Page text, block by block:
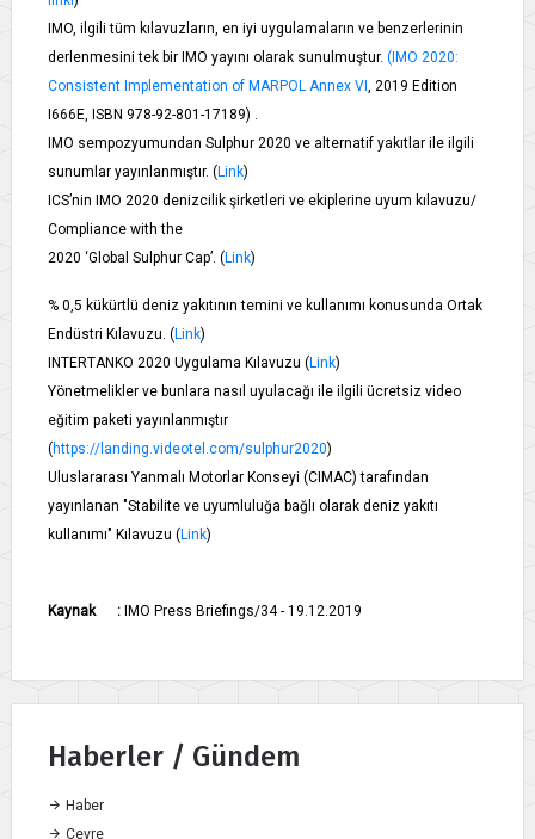
IMO, ilgili tüm kılavuzların, en iyi uygulamaların ve benzerlerinin
derlenmesini tek bir IMO yayını olarak sunulmuştur. (IMO 2020:
Consistent Implementation of MARPOL Annex VI, 2019 Edition
I666E, ISBN 978-92-801-17189) .
IMO sempozyumundan Sulphur 2020 ve alternatif yakıtlar ile ilgili
sunumlar yayınlanmıştır. (Link)
ICS’nin IMO 2020 denizcilik şirketleri ve ekiplerine uyum kılavuzu/
Compliance with the
2020 ‘Global Sulphur Cap’. (Link)
% 0,5 kükürtlü deniz yakıtının temini ve kullanımı konusunda Ortak
Endüstri Kılavuzu. (Link)
INTERTANKO 2020 Uygulama Kılavuzu (Link)
Yönetmelikler ve bunlara nasıl uyulacağı ile ilgili ücretsiz video
eğitim paketi yayınlanmıştır
(https://landing.videotel.com/sulphur2020)
Uluslararası Yanmalı Motorlar Konseyi (CIMAC) tarafından
yayınlanan "Stabilite ve uyumluluğa bağlı olarak deniz yakıtı
kullanımı" Kılavuzu (Link)
Kaynak : IMO Press Briefings/34 - 19.12.2019
Haberler / Gündem
Haber
Çevre